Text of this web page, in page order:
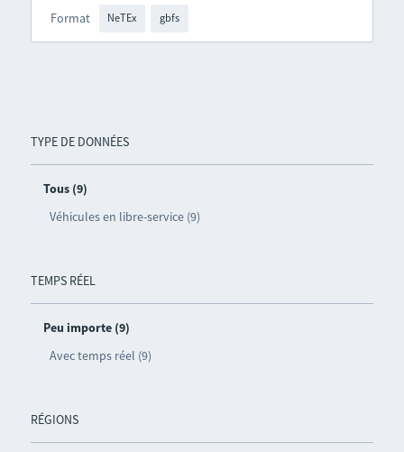
TYPE DE DONNÉES
Tous (9)
Véhicules en libre-service (9)
TEMPS RÉEL
Peu importe (9)
Avec temps réel (9)
RÉGIONS
Format NeTEx gbfs